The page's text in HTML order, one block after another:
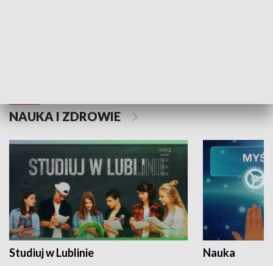
NAUKA I ZDROWIE
Studiuj w Lublinie Nauka